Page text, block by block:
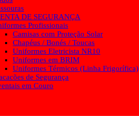
DE SEGURANÇA
Profissionais
Camisas com Proteção Solar
Chapéus / Bonés / Toucas
Uniformes Eletricista NR10
Uniformes em BRIM
Uniformes Térmicos (Linha Frigorífica)
de Segurança
em Couro